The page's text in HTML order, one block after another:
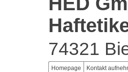
74321
Homepage Kontakt